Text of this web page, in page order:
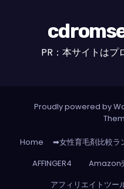
PR：本サイトはプ
Proudly powered by
Home ➡女性育毛剤比較ラ
AFFINGER4
Amazon
アフィリエイトツー